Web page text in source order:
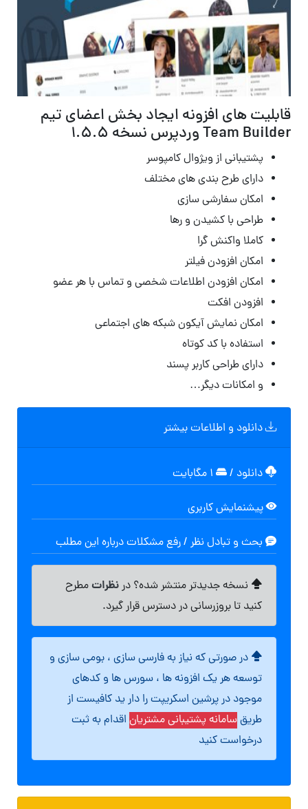
قابلیت های افزونه ایجاد بخش اعضای تیم
Team Builder وردپرس نسخه 1.5.5
پشتیبانی از ویژوال کامپوسر
دارای طرح بندی های مختلف
امکان سفارشی سازی
طراحی با کشیدن و رها
کاملا واکنش گرا
امکان افزودن فیلتر
امکان افزودن اطلاعات شخصی و تماس با هر عضو
افزودن افکت
امکان نمایش آیکون شبکه های اجتماعی
استفاده با کد کوتاه
دارای طراحی کاربر پسند
و امکانات دیگر…
دانلود و اطلاعات بیشتر
دانلود /
پیشنمایش کاربری
بحث و تبادل نظر / رفع مشکلات درباره این مطلب
نسخه جدیدتر منتشر شده؟ درنظراتمطرح
کنید تا بروزرسانی در دسترس قرار گیرد.
در صورتی که نیاز به فارسی سازی ، بومی سازی و
توسعه هر یک افزونه ها ، سورس ها و کدهای
موجود در پرشین اسکریپت را دار ید کافیست از
طریقسامانه پشتیبانی مشتریان اقدام به ثبت
درخواست کنید